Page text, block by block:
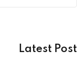
Latest Post